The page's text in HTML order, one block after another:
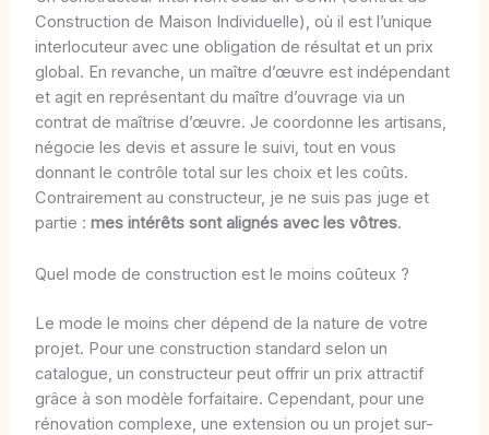
Construction de Maison Individuelle), où il est l’unique
interlocuteur avec une obligation de résultat et un prix
global. En revanche, un maître d’œuvre est indépendant
et agit en représentant du maître d’ouvrage via un
contrat de maîtrise d’œuvre. Je coordonne les artisans,
négocie les devis et assure le suivi, tout en vous
donnant le contrôle total sur les choix et les coûts.
Contrairement au constructeur, je ne suis pas juge et
partie : mes intérêts sont alignés avec les vôtres.
Quel mode de construction est le moins coûteux ?
Le mode le moins cher dépend de la nature de votre
projet. Pour une construction standard selon un
catalogue, un constructeur peut offrir un prix attractif
grâce à son modèle forfaitaire. Cependant, pour une
rénovation complexe, une extension ou un projet sur-